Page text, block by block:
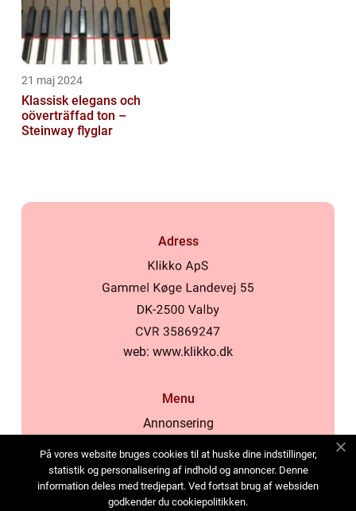
21 maj 2024
Klassisk elegans och
oöverträffad ton –
Steinway flyglar
Adress
web: www.klikko.dk
Menu
Annonsering
Cookies
Kontakta oss
På vores website bruges cookies til at huske dine indstillinger,
statistik og personalisering af indhold og annoncer. Denne
information deles med tredjepart. Ved fortsat brug af websiden
godkender du cookiepolitikken.